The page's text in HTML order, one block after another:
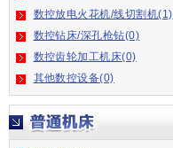
数控放电火花机/线切割机(1)
数控钻床/深孔枪钻(0)
数控齿轮加工机床(0)
其他数控设备(0)